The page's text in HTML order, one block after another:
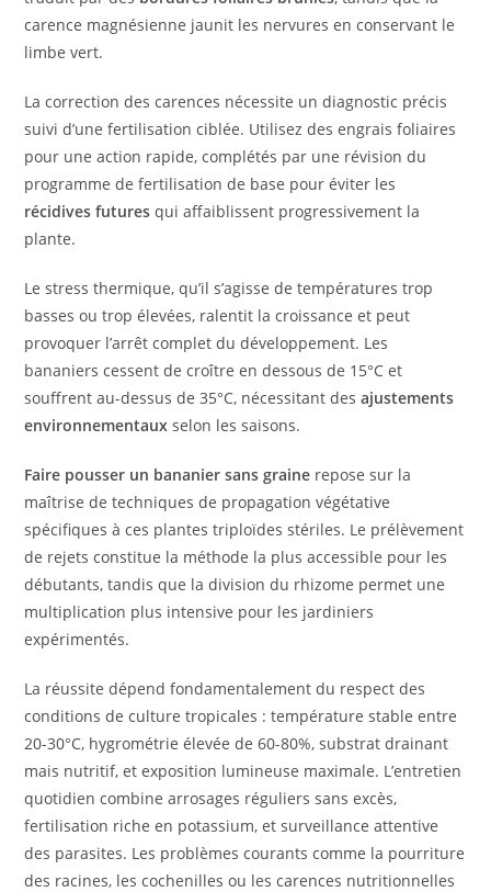
carence magnésienne jaunit les nervures en conservant le
limbe vert.
La correction des carences nécessite un diagnostic précis
suivi d’une fertilisation ciblée. Utilisez des engrais foliaires
pour une action rapide, complétés par une révision du
programme de fertilisation de base pour éviter les
récidives futures qui affaiblissent progressivement la
plante.
Le stress thermique, qu’il s’agisse de températures trop
basses ou trop élevées, ralentit la croissance et peut
provoquer l’arrêt complet du développement. Les
bananiers cessent de croître en dessous de 15°C et
souffrent au-dessus de 35°C, nécessitant desajustements
environnementaux selon les saisons.
Faire pousser un bananier sans graine repose sur la
maîtrise de techniques de propagation végétative
spécifiques à ces plantes triploïdes stériles. Le prélèvement
de rejets constitue la méthode la plus accessible pour les
débutants, tandis que la division du rhizome permet une
multiplication plus intensive pour les jardiniers
expérimentés.
La réussite dépend fondamentalement du respect des
conditions de culture tropicales : température stable entre
20-30°C, hygrométrie élevée de 60-80%, substrat drainant
mais nutritif, et exposition lumineuse maximale. L’entretien
quotidien combine arrosages réguliers sans excès,
fertilisation riche en potassium, et surveillance attentive
des parasites. Les problèmes courants comme la pourriture
des racines, les cochenilles ou les carences nutritionnelles